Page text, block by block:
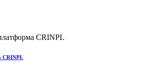
CRINPL